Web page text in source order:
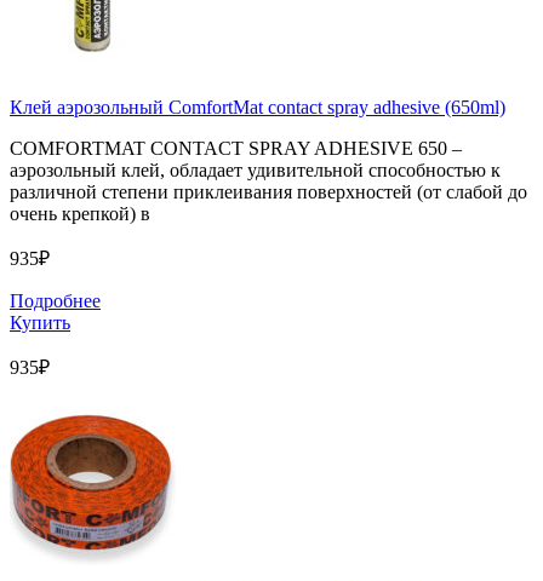
Клей аэрозольный ComfortMat contact spray adhesive (650ml)
COMFORTMAT CONTACT SPRAY ADHESIVE 650 –
аэрозольный клей, обладает удивительной способностью к
различной степени приклеивания поверхностей (от слабой до
очень крепкой) в
935₽
Подробнее
Купить
935₽